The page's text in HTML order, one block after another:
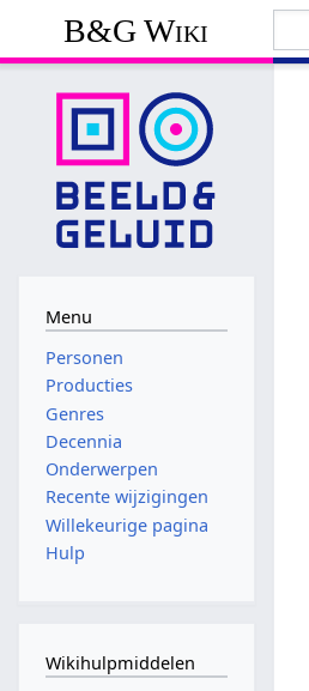
B&G Wiki
Menu
Personen
Producties
Genres
Decennia
Onderwerpen
Recente wijzigingen
Willekeurige pagina
Hulp
Wikihulpmiddelen